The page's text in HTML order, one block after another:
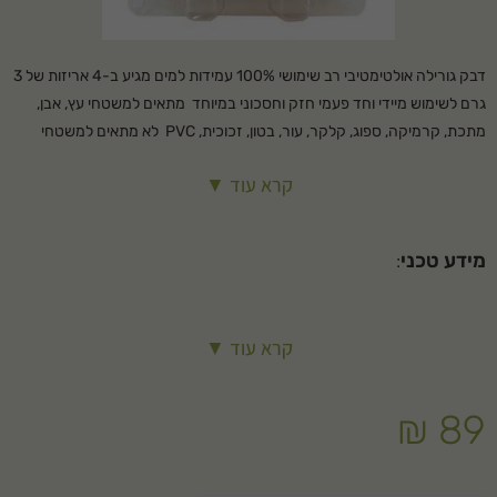
דבק גורילה אולטימטיבי רב שימושי 100% עמידות למים מגיע ב-4 אריזות של 3
גרם לשימוש מיידי וחד פעמי חזק וחסכוני במיוחד מתאים למשטחי עץ, אבן,
מתכת, קרמיקה, ספוג, קלקר, עור, בטון, זכוכית, PVC לא מתאים למשטחי
קרא עוד ▼
מידע טכני:
הכנה: על המשטחים להיות נקיים. יש ללבוש כפפות למניעת מגע עם העור
לחה או מרסס מים (אין להוסיף מים לבקבוק הדבק)
קרא עוד ▼
₪ 89